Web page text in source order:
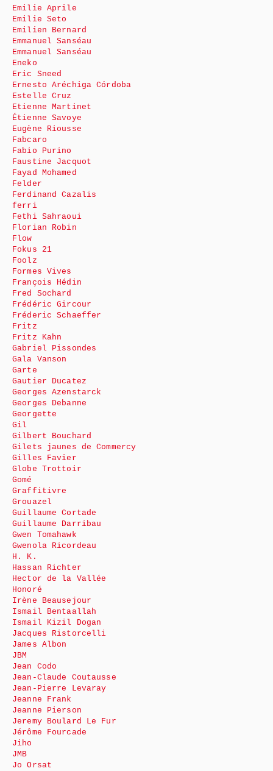
Emilie Aprile
Emilie Seto
Emilien Bernard
Emmanuel Sanséau
Emmanuel Sanséau
Eneko
Eric Sneed
Ernesto Aréchiga Córdoba
Estelle Cruz
Etienne Martinet
Étienne Savoye
Eugène Riousse
Fabcaro
Fabio Purino
Faustine Jacquot
Fayad Mohamed
Felder
Ferdinand Cazalis
ferri
Fethi Sahraoui
Florian Robin
Flow
Fokus 21
Foolz
Formes Vives
François Hédin
Fred Sochard
Frédéric Gircour
Fréderic Schaeffer
Fritz
Fritz Kahn
Gabriel Pissondes
Gala Vanson
Garte
Gautier Ducatez
Georges Azenstarck
Georges Debanne
Georgette
Gil
Gilbert Bouchard
Gilets jaunes de Commercy
Gilles Favier
Globe Trottoir
Gomé
Graffitivre
Grouazel
Guillaume Cortade
Guillaume Darribau
Gwen Tomahawk
Gwenola Ricordeau
H. K.
Hassan Richter
Hector de la Vallée
Honoré
Irène Beausejour
Ismail Bentaallah
Ismail Kizil Dogan
Jacques Ristorcelli
James Albon
JBM
Jean Codo
Jean-Claude Coutausse
Jean-Pierre Levaray
Jeanne Frank
Jeanne Pierson
Jeremy Boulard Le Fur
Jérôme Fourcade
Jiho
JMB
Jo Orsat